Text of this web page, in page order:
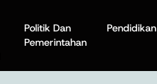
Politik Dan
Pemerintahan
Pendidikan